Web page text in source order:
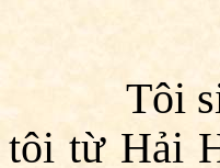
Tôi sinh
tôi từ Hải